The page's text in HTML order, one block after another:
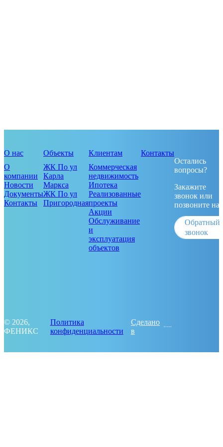
О нас
О
компании
Новости
Документы
Контакты
Объекты
ЖК По ул
Карла
Маркса
ЖК По ул
Пригородная
Клиентам
Коммерческая
недвижимость
Ипотека
Реализованные
проекты
Акции
Обслуживание
и
эксплуатация
объектов
Контакты
Остались
вопросы?
Закажите
звонок или
позвоните
Обратный
звонок
© 2026,
ФЕНИКС
Политика
конфиденциальности
Сделано
в